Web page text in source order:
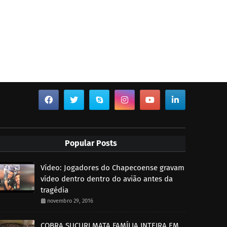
Popular Posts
Vídeo: Jogadores do Chapecoense gravam
vídeo dentro dentro do avião antes da
tragédia
novembro 29, 2016